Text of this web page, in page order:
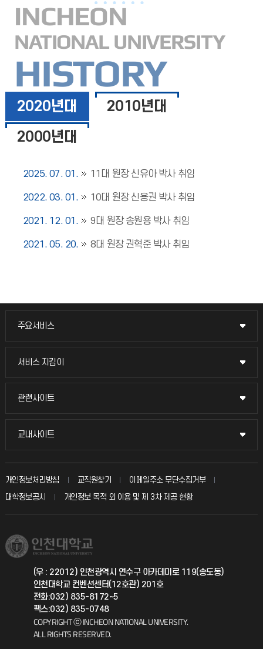
INCHEON
NATIONAL UNIVERSITY
HISTORY
2020년대
2010년대
2000년대
2025. 07. 01. 11대 원장 신유아 박사 취임
2022. 03. 01. 10대 원장 신용권 박사 취임
2021. 12. 01. 9대 원장 송원용 박사 취임
2021. 05. 20. 8대 원장 권혁준 박사 취임
주요서비스
주요서비스
교무회의방송
입학안내
취업정보(학생)
서비스 지킴이
서비스 지킴이
묻고 답하기
칭찬마당
학생서비스 지킴이
관련사이트
관련사이트
국방헬프콜
총동문회
교내사이트
교내사이트
교수회
교육혁신본부
국제지원과
공자아카데미
기초교육원
개인정보처리방침 교직원찾기
이메일주소 무단수집거부
대학정보공시
개인정보 목적 외 이용 및 제 3차 제공 현황
(우 : 22012) 인천광역시 연수구 아카데미로 119(송도동)
인천대학교 컨벤션센터(12호관) 201호
전화:032) 835-8172~5
팩스:032) 835-0748
COPYRIGHT ⓒ INCHEON NATIONAL UNIVERSITY.
ALL RIGHTS RESERVED.